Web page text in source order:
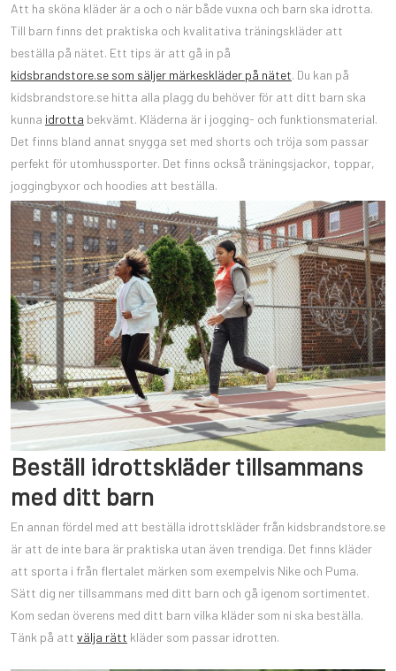
Att ha sköna kläder är a och o när både vuxna och barn ska idrotta.
Till barn finns det praktiska och kvalitativa träningskläder att
beställa på nätet. Ett tips är att gå in på
kidsbrandstore.se som säljer märkeskläder på nätet. Du kan på
kidsbrandstore.se hitta alla plagg du behöver för att ditt barn ska
kunna idrotta bekvämt. Kläderna är i jogging- och funktionsmaterial.
Det finns bland annat snygga set med shorts och tröja som passar
perfekt för utomhussporter. Det finns också träningsjackor, toppar,
joggingbyxor och hoodies att beställa.
Beställ idrottskläder tillsammans
med ditt barn
En annan fördel med att beställa idrottskläder från kidsbrandstore.se
är att de inte bara är praktiska utan även trendiga. Det finns kläder
att sporta i från flertalet märken som exempelvis Nike och Puma.
Sätt dig ner tillsammans med ditt barn och gå igenom sortimentet.
Kom sedan överens med ditt barn vilka kläder som ni ska beställa.
Tänk på att välja rätt kläder som passar idrotten.